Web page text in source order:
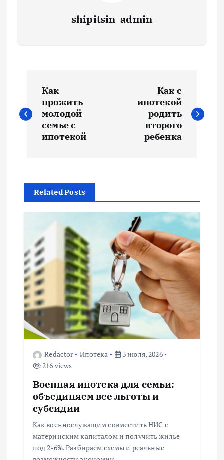
shipitsin_admin
а
г
а
и
я
п
о
Как
прожить
молодой
семье с
ипотекой
Как с
ипотекой
родить
второго
ребенка
Related Posts
Redactor Ипотека
3 июля, 2026
216 views
Военная ипотека для семьи:
объединяем все льготы и
субсидии
Как военнослужащим совместить НИС с
материнским капиталом и получить жилье
под 2-6%. Разбираем схемы и реальные